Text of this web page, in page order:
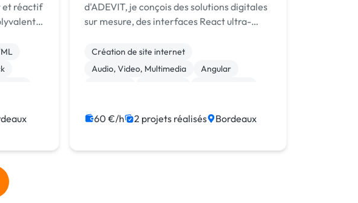
et réactif
j'ai
d'ADEVIT, je conçois des solutions digitales
sur mesure, des interfaces React ultra-
robustes, en passant par la création
Création de site internet
Audio, Video, Multimedia
Angular
Community management
Maintenance
60 €/h 2 projets réalisés Bordeaux